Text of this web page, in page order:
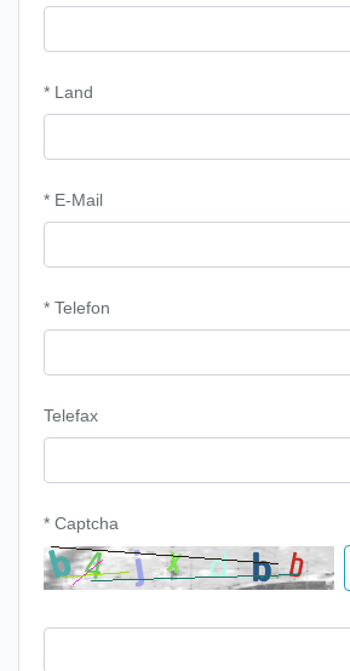
* Land
* E-Mail
* Telefon
Telefax
* Captcha